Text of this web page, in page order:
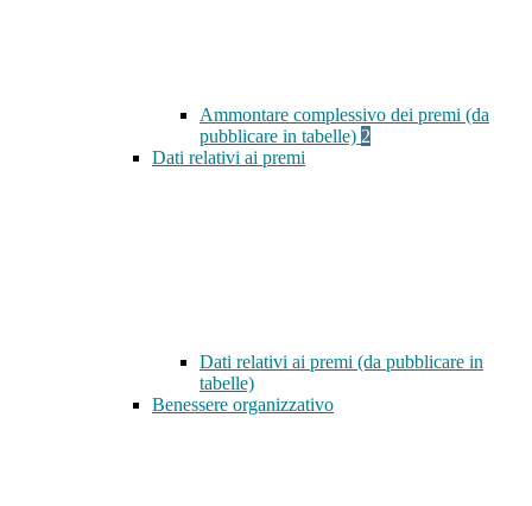
Ammontare complessivo dei premi (da
pubblicare in tabelle) 2
Dati relativi ai premi
Dati relativi ai premi (da pubblicare in
tabelle)
Benessere organizzativo